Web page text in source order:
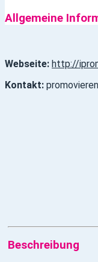
Allgemeine
Webseite: http://
Kontakt:
Beschreibung